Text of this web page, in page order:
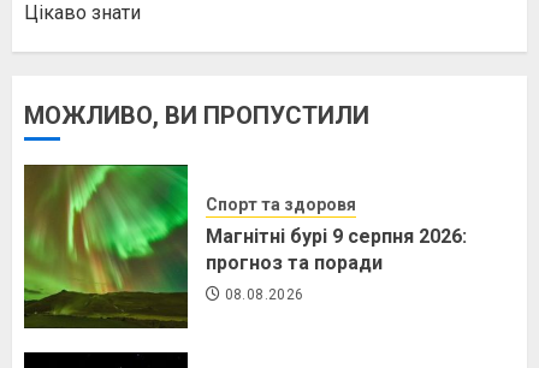
Цікаво знати
МОЖЛИВО, ВИ ПРОПУСТИЛИ
Спорт та здоровя
Магнітні бурі 9 серпня 2026:
прогноз та поради
08.08.2026